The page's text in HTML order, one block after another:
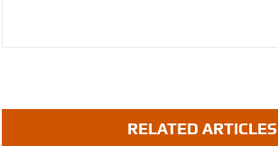
RELATED ARTICLES